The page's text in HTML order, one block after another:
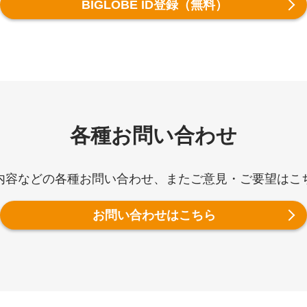
BIGLOBE ID登録（無料）
各種お問い合わせ
容などの各種お問い合わせ、またご意見・ご要望はこ
お問い合わせはこちら